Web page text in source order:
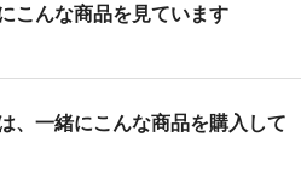
こんな商品を見ています
、一緒にこんな商品を購入して